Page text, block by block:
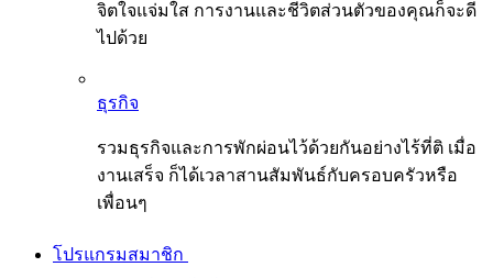
จิตใจแจ่มใส การงานและชีวิตส่วนตัวของคุณก็จะดี
ไปด้วย
ธุรกิจ
รวมธุรกิจและการพักผ่อนไว้ด้วยกันอย่างไร้ที่ติ เมื่อ
งานเสร็จ ก็ได้เวลาสานสัมพันธ์กับครอบครัวหรือ
เพื่อนๆ
โปรแกรมสมาชิก